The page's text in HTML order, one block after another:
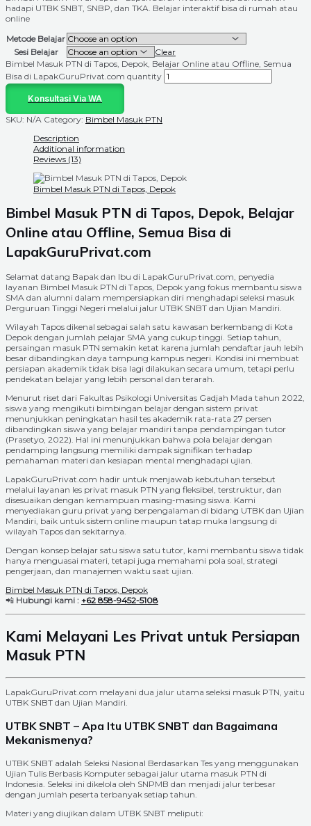
hadapi UTBK SNBT, SNBP, dan TKA. Belajar interaktif bisa di rumah atau
online
Metode Belajar
Sesi Belajar
Clear
Bimbel Masuk PTN di Tapos, Depok, Belajar Online atau Offline, Semua
Bisa di LapakGuruPrivat.com quantity
Konsultasi Via WA
SKU: N/A Category: Bimbel Masuk PTN
Description
Additional information
Reviews (13)
Bimbel Masuk PTN di Tapos, Depok
Bimbel Masuk PTN di Tapos, Depok, Belajar
Online atau Offline, Semua Bisa di
LapakGuruPrivat.com
Selamat datang Bapak dan Ibu di LapakGuruPrivat.com, penyedia
layanan Bimbel Masuk PTN di Tapos, Depok yang fokus membantu siswa
SMA dan alumni dalam mempersiapkan diri menghadapi seleksi masuk
Perguruan Tinggi Negeri melalui jalur UTBK SNBT dan Ujian Mandiri.
Wilayah Tapos dikenal sebagai salah satu kawasan berkembang di Kota
Depok dengan jumlah pelajar SMA yang cukup tinggi. Setiap tahun,
persaingan masuk PTN semakin ketat karena jumlah pendaftar jauh lebih
besar dibandingkan daya tampung kampus negeri. Kondisi ini membuat
persiapan akademik tidak bisa lagi dilakukan secara umum, tetapi perlu
pendekatan belajar yang lebih personal dan terarah.
Menurut riset dari Fakultas Psikologi Universitas Gadjah Mada tahun 2022,
siswa yang mengikuti bimbingan belajar dengan sistem privat
menunjukkan peningkatan hasil tes akademik rata-rata 27 persen
dibandingkan siswa yang belajar mandiri tanpa pendampingan tutor
(Prasetyo, 2022). Hal ini menunjukkan bahwa pola belajar dengan
pendamping langsung memiliki dampak signifikan terhadap
pemahaman materi dan kesiapan mental menghadapi ujian.
LapakGuruPrivat.com hadir untuk menjawab kebutuhan tersebut
melalui layanan les privat masuk PTN yang fleksibel, terstruktur, dan
disesuaikan dengan kemampuan masing-masing siswa. Kami
menyediakan guru privat yang berpengalaman di bidang UTBK dan Ujian
Mandiri, baik untuk sistem online maupun tatap muka langsung di
wilayah Tapos dan sekitarnya.
Dengan konsep belajar satu siswa satu tutor, kami membantu siswa tidak
hanya menguasai materi, tetapi juga memahami pola soal, strategi
pengerjaan, dan manajemen waktu saat ujian.
Bimbel Masuk PTN di Tapos, Depok
📲 Hubungi kami : +62 858-9452-5108
Kami Melayani Les Privat untuk Persiapan
Masuk PTN
LapakGuruPrivat.com melayani dua jalur utama seleksi masuk PTN, yaitu
UTBK SNBT dan Ujian Mandiri.
UTBK SNBT – Apa Itu UTBK SNBT dan Bagaimana
Mekanismenya?
UTBK SNBT adalah Seleksi Nasional Berdasarkan Tes yang menggunakan
Ujian Tulis Berbasis Komputer sebagai jalur utama masuk PTN di
Indonesia. Seleksi ini dikelola oleh SNPMB dan menjadi jalur terbesar
dengan jumlah peserta terbanyak setiap tahun.
Materi yang diujikan dalam UTBK SNBT meliputi: